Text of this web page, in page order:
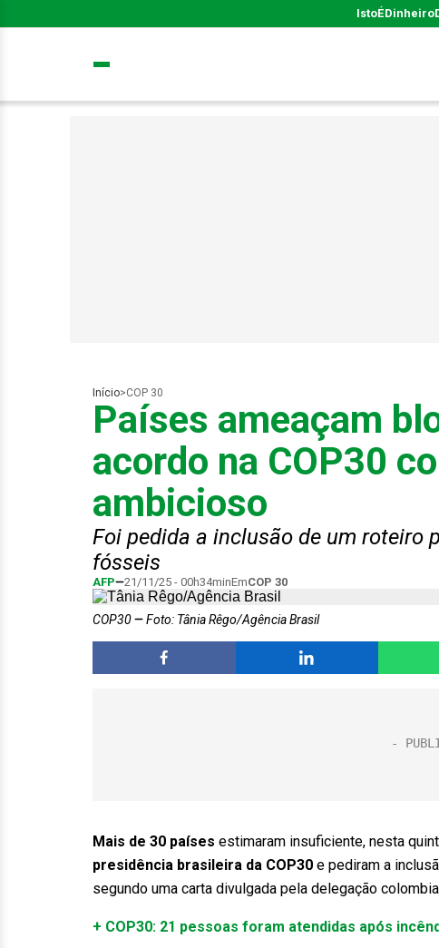
IstoÉDinheiro
Início>COP 30
Países ameaçam
acordo na COP30
ambicioso
Foi pedida a inclusão de um roteiro
fósseis
AFP 21/11/25 - 00h34minEmCOP 30
COP30 Foto: Tânia Rêgo/Agência Brasil
Mais de 30 países estimaram insuficiente, nesta
presidência brasileira da COP30 e pediram a
segundo uma carta divulgada pela delegação
+ COP30: 21 pessoas foram atendidas após